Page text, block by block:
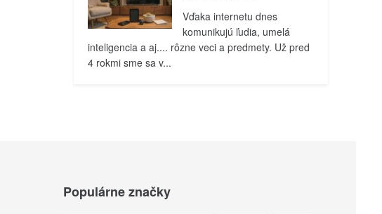
Vďaka internetu dnes
komunikujú ľudia, umelá
inteligencia a aj.... rôzne veci a predmety. Už pred
4 rokmi sme sa v...
Populárne značky